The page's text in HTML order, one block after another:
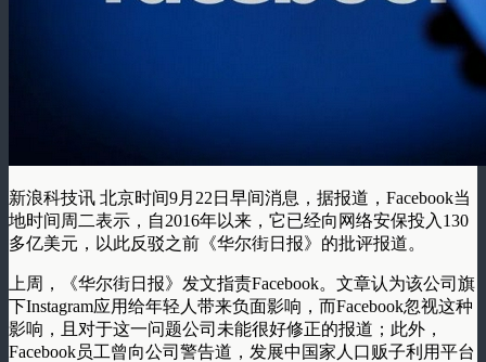
新浪科技讯 北京时间9月22日早间消息，据报道，Facebook当
地时间周二表示，自2016年以来，它已经向网络安保投入130
多亿美元，以此反驳之前《华尔街日报》的批评报道。
上周，《华尔街日报》发文指责Facebook。文章认为该公司旗
下Instagram应用给年轻人带来负面影响，而Facebook忽视这种
影响，且对于这一问题公司未能很好修正的报道；此外，
Facebook员工曾向公司警告道，发展中国家人口贩子利用平台